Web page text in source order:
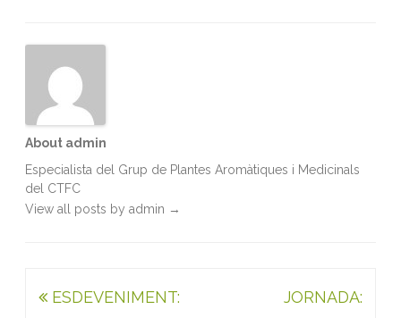
About admin
Especialista del Grup de Plantes Aromàtiques i Medicinals
del CTFC
View all posts by admin →
Navegació
ESDEVENIMENT:
JORNADA: